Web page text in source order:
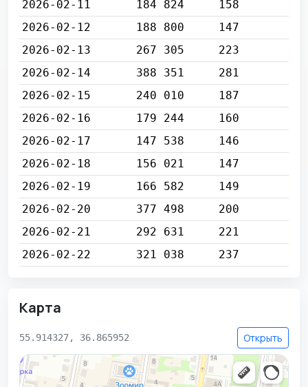
2026-02-11
184 824
158
2026-02-12
188 800
147
2026-02-13
267 305
223
2026-02-14
388 351
281
2026-02-15
240 010
187
2026-02-16
179 244
160
2026-02-17
147 538
146
2026-02-18
156 021
147
2026-02-19
166 582
149
2026-02-20
377 498
200
2026-02-21
292 631
221
2026-02-22
321 038 237
Карта
55.914327, 36.865952 Открыть